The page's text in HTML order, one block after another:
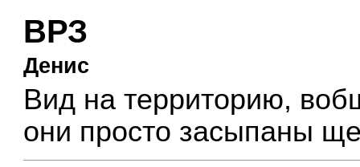
ВРЗ
Денис
Вид на территорию,
они просто засыпаны